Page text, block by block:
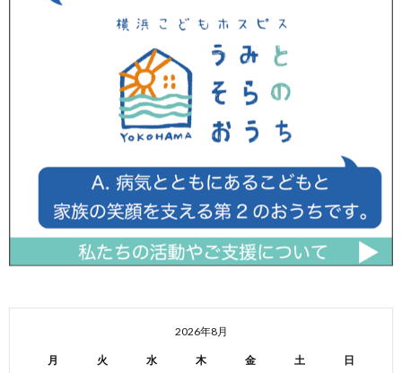
2026年8月
月 火 水 木 金 土 日